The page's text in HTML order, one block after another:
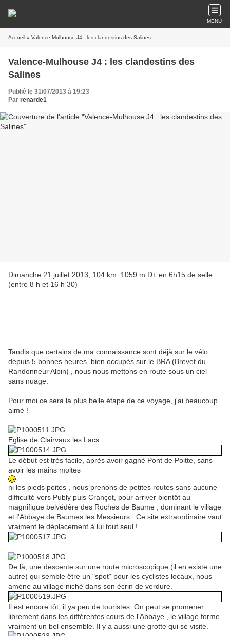
MENU
Accueil » Valence-Mulhouse J4 : les clandestins des Salines
Valence-Mulhouse J4 : les clandestins des
Salines
Publié le 31/07/2013 à 19:23
Par renarde1
Dimanche 21 juillet 2013, 104 km 1059 m D+ en 6h15 de selle
(entre 8 h et 16 h 30)
Tandis que certains de ma connaissance sont déjà sur le vélo
depuis 5 bonnes heures, bien occupés sur le BRA (Brevet du
Randonneur Alpin) , nous nous mettons en route sous un ciel
sans nuage.
Pour moi ce sera la plus belle étape de ce voyage, j'ai beaucoup
aimé !
Eglise de Clairvaux les Lacs
Le début est très facile, après avoir gagné Pont de Poitte, sans
avoir les mains moites
ni les pieds poites , nous prenons de petites routes sans aucune
difficulté vers Publy puis Crançot, pour arriver bientôt au
magnifique belvédère des Roches de Baume , dominant le village
et l'Abbaye de Baumes les Messieurs. Ce site extraordinaire vaut
vraiment le déplacement à lui tout seul !
De là, une descente sur une route microscopique (il en existe une
autre) qui semble être un "spot" pour les cyclistes locaux, nous
amène au village niché dans son écrin de verdure.
Il est encore tôt, il ya peu de touristes. On peut se promener
librement dans les différentes cours de l'Abbaye , le village forme
vraiment un bel ensemble. Il y a aussi une grotte qui se visite.